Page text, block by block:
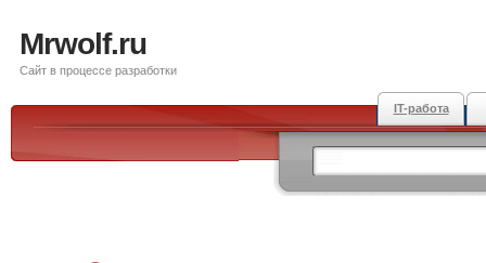
Mrwolf.ru
Сайт в процессе разработки
IT-работа